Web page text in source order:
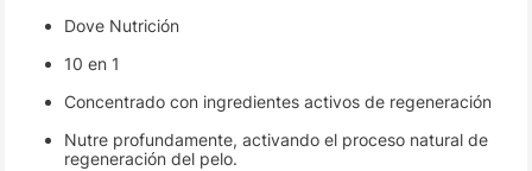
Dove Nutrición
10 en 1
Concentrado con ingredientes activos de regeneración
Nutre profundamente, activando el proceso natural de
regeneración del pelo.